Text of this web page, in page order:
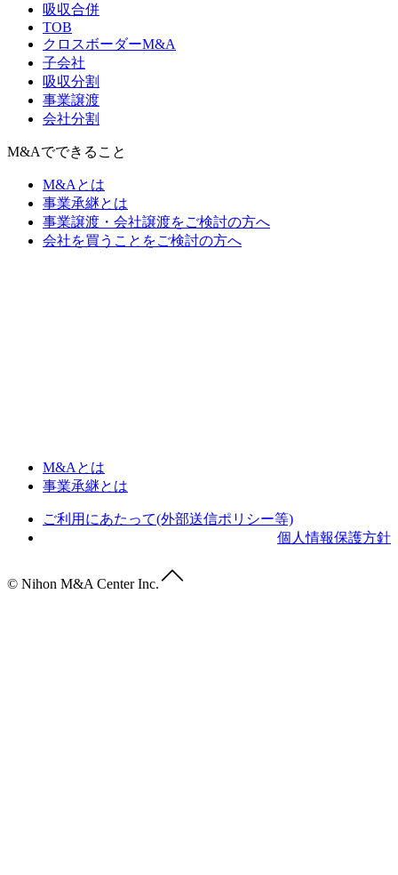
吸収合併
TOB
クロスボーダーM&A
子会社
吸収分割
事業譲渡
会社分割
M&Aでできること
M&Aとは
事業承継とは
事業譲渡・会社譲渡をご検討の方へ
会社を買うことをご検討の方へ
M&Aとは
事業承継とは
ご利用にあたって(外部送信ポリシー等)
個人情報保護方針
© Nihon M&A Center Inc.